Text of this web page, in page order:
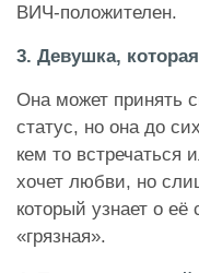
ВИЧ-положителен.
3. Девушка,
Она может принять
статус, но она до
кем то встречаться
хочет любви, но
который узнает о её
«грязная».